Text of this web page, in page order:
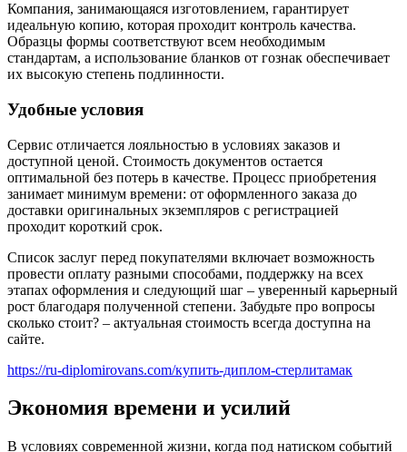
Компания, занимающаяся изготовлением, гарантирует
идеальную копию, которая проходит контроль качества.
Образцы формы соответствуют всем необходимым
стандартам, а использование бланков от гознак обеспечивает
их высокую степень подлинности.
Удобные условия
Сервис отличается лояльностью в условиях заказов и
доступной ценой. Стоимость документов остается
оптимальной без потерь в качестве. Процесс приобретения
занимает минимум времени: от оформленного заказа до
доставки оригинальных экземпляров с регистрацией
проходит короткий срок.
Список заслуг перед покупателями включает возможность
провести оплату разными способами, поддержку на всех
этапах оформления и следующий шаг – уверенный карьерный
рост благодаря полученной степени. Забудьте про вопросы
сколько стоит? – актуальная стоимость всегда доступна на
сайте.
https://ru-diplomirovans.com/купить-диплом-стерлитамак
Экономия времени и усилий
В условиях современной жизни, когда под натиском событий